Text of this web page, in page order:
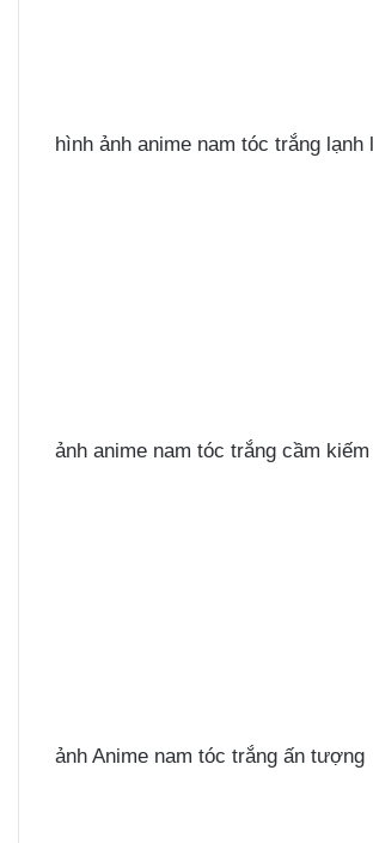
hình ảnh anime nam tóc trắng lạnh
ảnh anime nam tóc trắng cầm kiếm
ảnh Anime nam tóc trắng ấn tượng